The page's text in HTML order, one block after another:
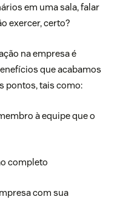
em uma sala, falar
exercer, certo?
na empresa é
que acabamos
pontos, tais como:
à equipe que o
completo
com sua